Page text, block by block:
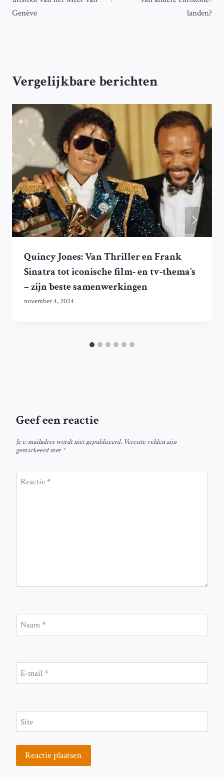
Genève
landen?
Vergelijkbare berichten
Quincy Jones: Van Thriller en Frank
Sinatra tot iconische film- en tv-thema’s
– zijn beste samenwerkingen
november 4, 2024
Geef een reactie
Je e-mailadres wordt niet gepubliceerd. Vereiste velden zijn
gemarkeerd met*
Reactie*
Naam*
E-mail*
Site